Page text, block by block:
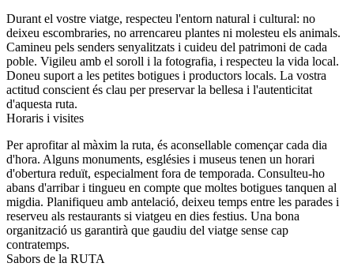
Durant el vostre viatge, respecteu l'entorn natural i cultural: no
deixeu escombraries, no arrencareu plantes ni molesteu els animals.
Camineu pels senders senyalitzats i cuideu del patrimoni de cada
poble. Vigileu amb el soroll i la fotografia, i respecteu la vida local.
Doneu suport a les petites botigues i productors locals. La vostra
actitud conscient és clau per preservar la bellesa i l'autenticitat
d'aquesta ruta.
Horaris i visites
Per aprofitar al màxim la ruta, és aconsellable començar cada dia
d'hora. Alguns monuments, esglésies i museus tenen un horari
d'obertura reduït, especialment fora de temporada. Consulteu-ho
abans d'arribar i tingueu en compte que moltes botigues tanquen al
migdia. Planifiqueu amb antelació, deixeu temps entre les parades i
reserveu als restaurants si viatgeu en dies festius. Una bona
organització us garantirà que gaudiu del viatge sense cap
contratemps.
Sabors de la RUTA